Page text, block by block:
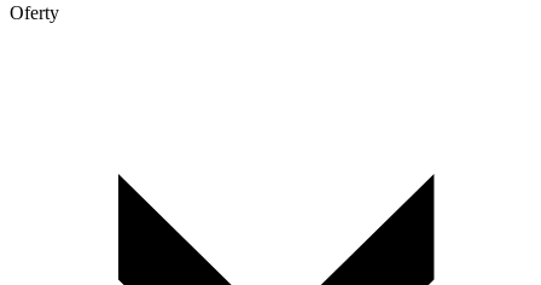
Oferty